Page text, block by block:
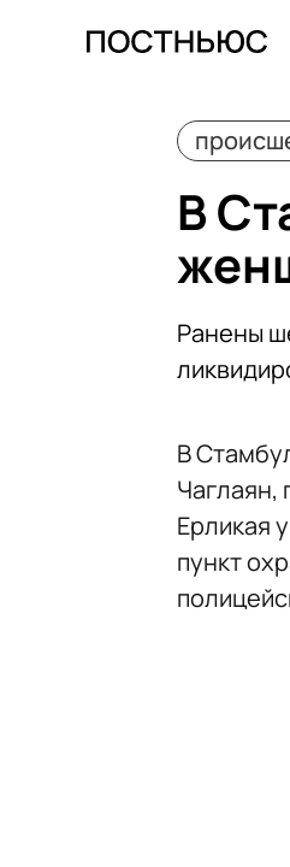
В
Ранены
В
Чаглаян,
Ерликая
пункт